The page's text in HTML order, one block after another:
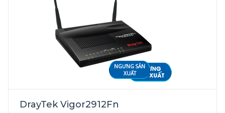
Dual-WAN Gigabit, gồm WAN1 (SFP slot) và
WAN2 (Ethernet RJ45) có thể chuyển đổi
thành LAN (P6)
5 x LAN Gigabit Ethernet
USB 1 cổng cho phép kết nối 3G/4G, printer,
storage…
NGƯNG SẢN
XUẤT
DrayTek Vigor2912Fn